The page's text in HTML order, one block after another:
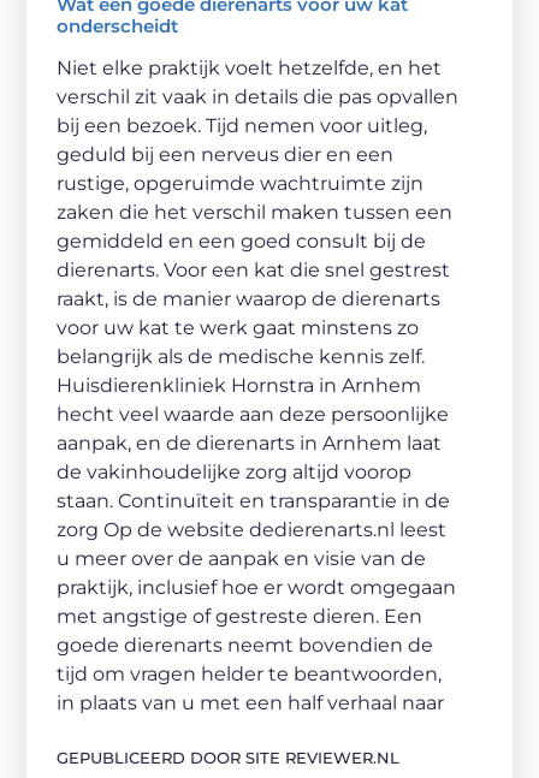
onderscheidt
Niet elke praktijk voelt hetzelfde, en het
verschil zit vaak in details die pas opvallen
bij een bezoek. Tijd nemen voor uitleg,
geduld bij een nerveus dier en een
rustige, opgeruimde wachtruimte zijn
zaken die het verschil maken tussen een
gemiddeld en een goed consult bij de
dierenarts. Voor een kat die snel gestrest
raakt, is de manier waarop de dierenarts
voor uw kat te werk gaat minstens zo
belangrijk als de medische kennis zelf.
Huisdierenkliniek Hornstra in Arnhem
hecht veel waarde aan deze persoonlijke
aanpak, en de dierenarts in Arnhem laat
de vakinhoudelijke zorg altijd voorop
staan. Continuïteit en transparantie in de
zorg Op de website dedierenarts.nl leest
u meer over de aanpak en visie van de
praktijk, inclusief hoe er wordt omgegaan
met angstige of gestreste dieren. Een
goede dierenarts neemt bovendien de
tijd om vragen helder te beantwoorden,
in plaats van u met een half verhaal naar
GEPUBLICEERD DOOR SITE REVIEWER.NL